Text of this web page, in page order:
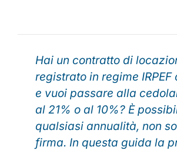
Hai un contratto di
registrato in regime IRPEF
e vuoi passare alla
al 21% o al 10%? È
qualsiasi annualità, non
firma. In questa guida la